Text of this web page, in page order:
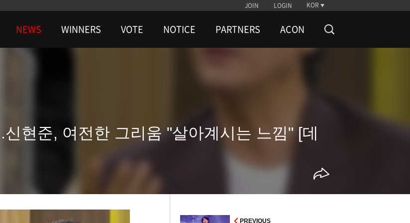
JOIN LOGIN KOR
NEWS WINNERS VOTE NOTICE PARTNERS ACON
현준, 여전한 그리움 "살아계시는 느낌" [데
PREVIOUS